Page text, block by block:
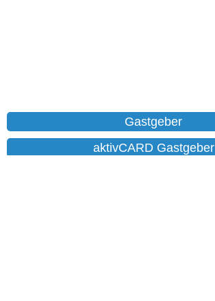
Gastgeber
aktivCARD Gastgeber